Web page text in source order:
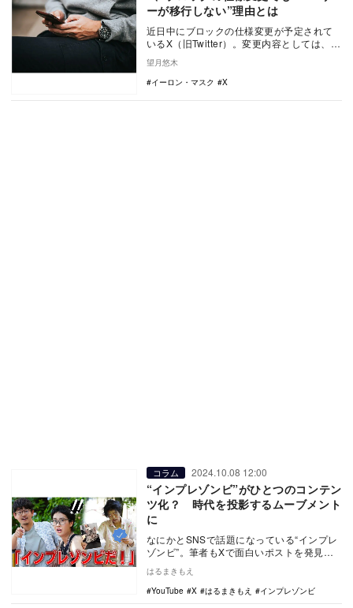
ーが移行しない”理由とは
近日中にブロックの仕様変更が予定されて
いるX（旧Twitter）。変更内容としては、ブ
など…
望月悠木
イーロン・マスク
X
コラム 2024.10.08 12:00
“インプレゾンビ”がひとつのコンテン
ツ化？ 時代を投影するムーブメント
に
なにかとSNSで話題になっている“インプレ
ゾンビ”。筆者もXで面白いポストを発見し
い」と思い…
はるまきもえ
YouTube
X はるまきもえ インプレゾンビ